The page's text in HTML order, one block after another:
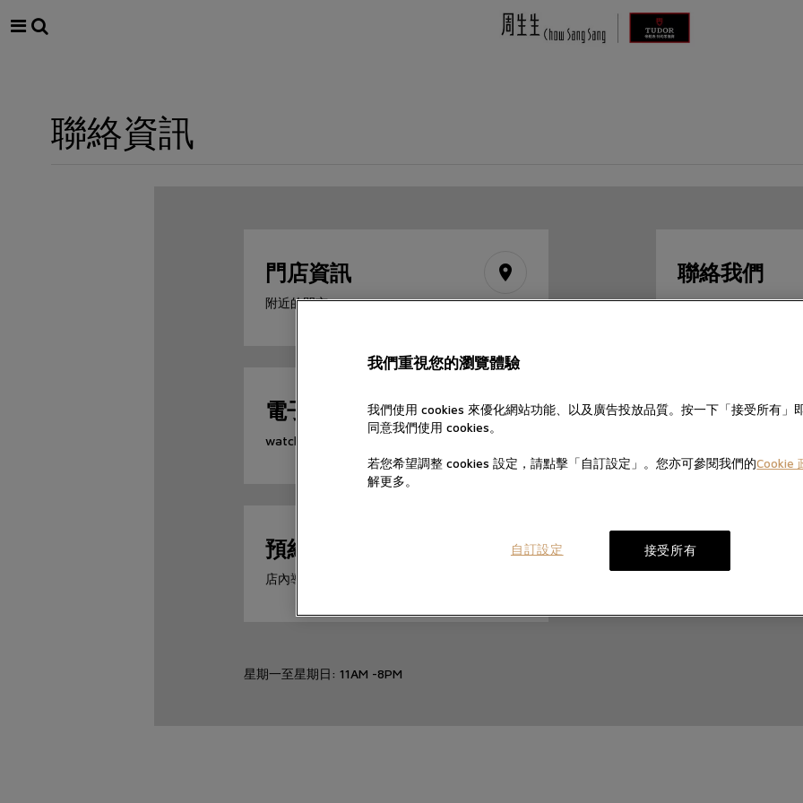
聯絡資訊
門店資訊 place
附近的門市
聯絡我們
+852 2192 3123
電子信箱 mail
watch@chowsangsang.com
Whatsapp
預約到店 edit_note
店內導賞體驗
星期一至星期日: 11AM -8PM
我們重視您的瀏覽體驗
我們使用 cookies 來優化網站功能、以及廣告投放品質。按一下「接受所有」
同意我們使用 cookies。
若您希望調整 cookies 設定，請點擊「自訂設定」。您亦可參閱我們的Cookie
解更多。
接受所有
自訂設定